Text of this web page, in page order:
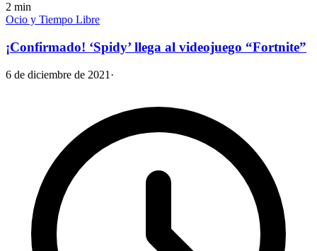
2 min
Ocio y Tiempo Libre
¡Confirmado! ‘Spidy’ llega al videojuego “Fortnite”
6 de diciembre de 2021 ·